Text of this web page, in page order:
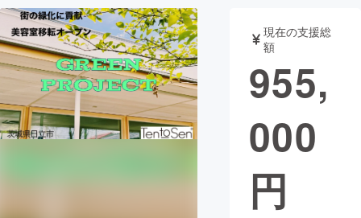
アート・写真 音楽
テクノロジー・ガジェット ゲーム・サ
映像・映画
現在の支援総
額
955,
000
円